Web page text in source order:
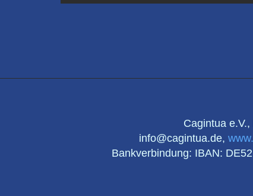
Cagintua
info@cagintua.de,
Bankverbindung: IBAN: